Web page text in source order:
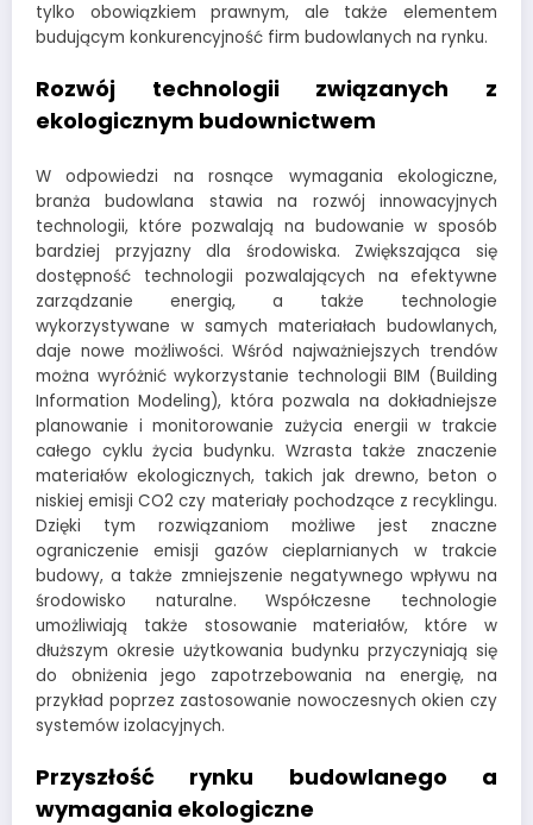
tylko obowiązkiem prawnym, ale także elementem
budującym konkurencyjność firm budowlanych na rynku.
Rozwój technologii związanych z
ekologicznym budownictwem
W odpowiedzi na rosnące wymagania ekologiczne,
branża budowlana stawia na rozwój innowacyjnych
technologii, które pozwalają na budowanie w sposób
bardziej przyjazny dla środowiska. Zwiększająca się
dostępność technologii pozwalających na efektywne
zarządzanie energią, a także technologie
wykorzystywane w samych materiałach budowlanych,
daje nowe możliwości. Wśród najważniejszych trendów
można wyróżnić wykorzystanie technologii BIM (Building
Information Modeling), która pozwala na dokładniejsze
planowanie i monitorowanie zużycia energii w trakcie
całego cyklu życia budynku. Wzrasta także znaczenie
materiałów ekologicznych, takich jak drewno, beton o
niskiej emisji CO2 czy materiały pochodzące z recyklingu.
Dzięki tym rozwiązaniom możliwe jest znaczne
ograniczenie emisji gazów cieplarnianych w trakcie
budowy, a także zmniejszenie negatywnego wpływu na
środowisko naturalne. Współczesne technologie
umożliwiają także stosowanie materiałów, które w
dłuższym okresie użytkowania budynku przyczyniają się
do obniżenia jego zapotrzebowania na energię, na
przykład poprzez zastosowanie nowoczesnych okien czy
systemów izolacyjnych.
Przyszłość rynku budowlanego a
wymagania ekologiczne